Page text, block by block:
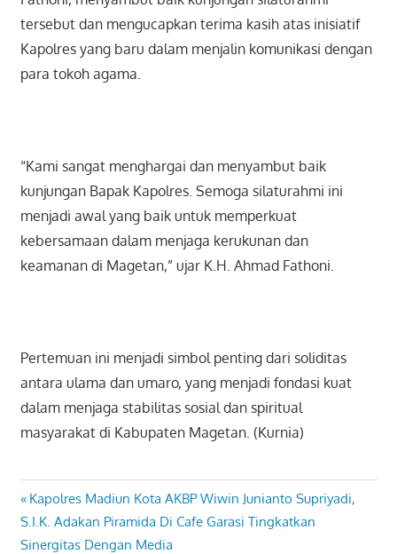
tersebut dan mengucapkan terima kasih atas inisiatif
Kapolres yang baru dalam menjalin komunikasi dengan
para tokoh agama.
“Kami sangat menghargai dan menyambut baik
kunjungan Bapak Kapolres. Semoga silaturahmi ini
menjadi awal yang baik untuk memperkuat
kebersamaan dalam menjaga kerukunan dan
keamanan di Magetan,” ujar K.H. Ahmad Fathoni.
Pertemuan ini menjadi simbol penting dari soliditas
antara ulama dan umaro, yang menjadi fondasi kuat
dalam menjaga stabilitas sosial dan spiritual
masyarakat di Kabupaten Magetan. (Kurnia)
Navigasi
pos
Previous
Post:
Kapolres Madiun Kota AKBP Wiwin Junianto Supriyadi,
S.I.K. Adakan Piramida Di Cafe Garasi Tingkatkan
Sinergitas Dengan Media